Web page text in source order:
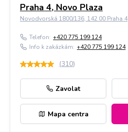
Praha 4, Novo Plaza
Novodvorská 1800/136, 142 00 Praha 4
Telefon: +420 775 199 124
Info k zakázkám: +420 775 199 124
(310)
Zavolat
Mapa centra